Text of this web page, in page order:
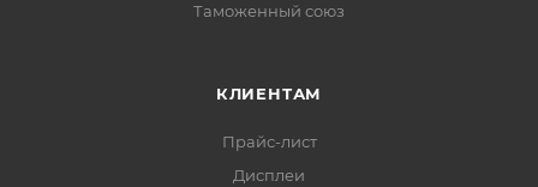
Таможенный союз
КЛИЕНТАМ
Прайс-лист
Дисплеи